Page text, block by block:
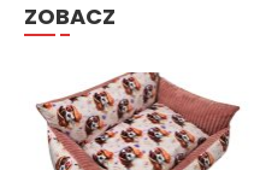
ZOBACZ